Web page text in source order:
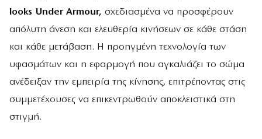
looks Under Armour, σχεδιασμένα να προσφέρουν
απόλυτη άνεση και ελευθερία κινήσεων σε κάθε στάση
και κάθε μετάβαση. Η προηγμένη τεχνολογία των
υφασμάτων και η εφαρμογή που αγκαλιάζει το σώμα
ανέδειξαν την εμπειρία της κίνησης, επιτρέποντας στις
συμμετέχουσες να επικεντρωθούν αποκλειστικά στη
στιγμή.